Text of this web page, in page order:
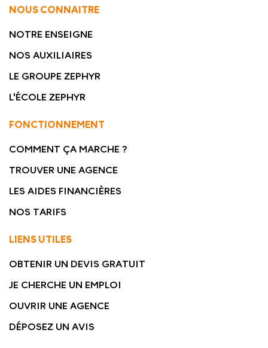
NOUS CONNAITRE
NOTRE ENSEIGNE
NOS AUXILIAIRES
LE GROUPE ZEPHYR
L'ÉCOLE ZEPHYR
FONCTIONNEMENT
COMMENT ÇA MARCHE ?
TROUVER UNE AGENCE
LES AIDES FINANCIÈRES
NOS TARIFS
LIENS UTILES
OBTENIR UN DEVIS GRATUIT
JE CHERCHE UN EMPLOI
OUVRIR UNE AGENCE
DÉPOSEZ UN AVIS